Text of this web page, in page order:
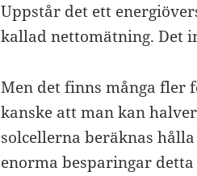
Uppstår det ett
kallad nettomätning. Det
Men det finns många fler
kanske att man kan
solcellerna beräknas
enorma besparingar